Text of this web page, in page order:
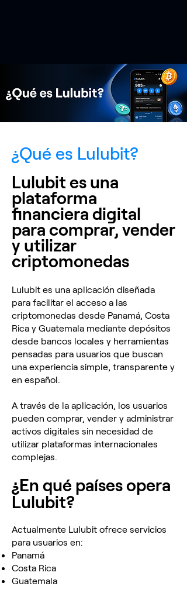
¿Qué es Lulubit?
Lulubit es una
plataforma
financiera digital
para comprar, vender
y utilizar
criptomonedas
Lulubit es una aplicación diseñada
para facilitar el acceso a las
criptomonedas desde Panamá, Costa
Rica y Guatemala mediante depósitos
desde bancos locales y herramientas
pensadas para usuarios que buscan
una experiencia simple, transparente y
en español.
A través de la aplicación, los usuarios
pueden comprar, vender y administrar
activos digitales sin necesidad de
utilizar plataformas internacionales
complejas.
¿En qué países opera
Lulubit?
Actualmente Lulubit ofrece servicios
para usuarios en:
Panamá
Costa Rica
Guatemala